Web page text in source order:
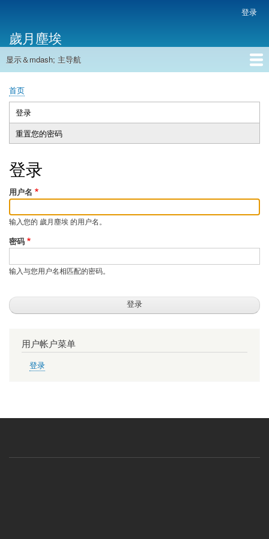
主
内
帐
户
菜
单
登录
歲月塵埃
主
航
显示＆mdash; 主导航
首页
面
包
屑
首页
主
标
登录
动
标
重置您的密码
登录
用户名
输入您的 歲月塵埃 的用户名。
密码
输入与您用户名相匹配的密码。
用户帐户菜单
登录